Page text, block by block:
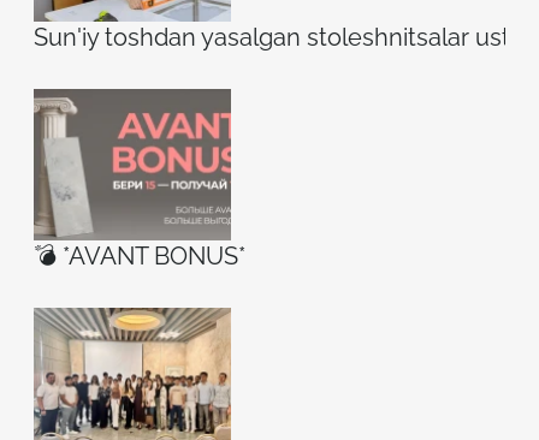
Sun'iy toshdan yasalgan stoleshnitsalar
💣 *AVANT BONUS*